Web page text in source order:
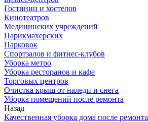
Гостиниц и хостелов
Кинотеатров
Медицинских учреждений
Парикмахерских
Парковок
Спортзалов и фитнес-клубов
Уборка метро
Уборка ресторанов и кафе
Торговых центров
Очистка крыш от наледи и снега
Уборка помещений после ремонта
Назад
Качественная уборка дома после ремонта